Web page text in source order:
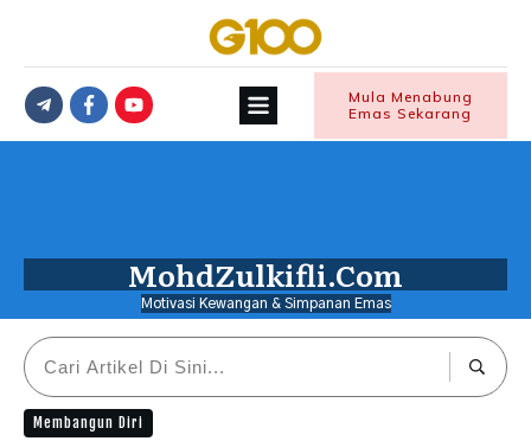
Mula Menabung
Emas Sekarang
MohdZulkifli.Com
Motivasi Kewangan & Simpanan Emas
Membangun Diri